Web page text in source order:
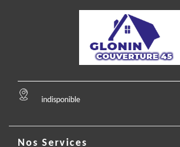
indisponible
Nos Services